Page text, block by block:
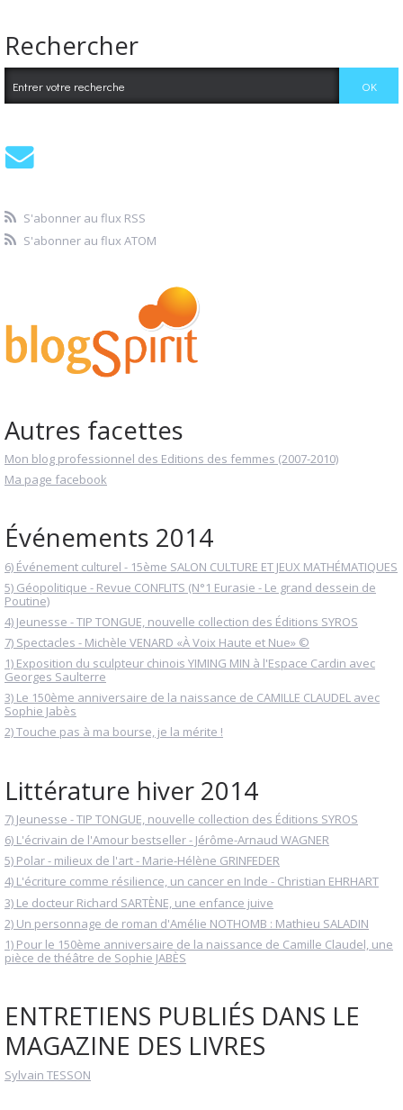
Rechercher
S'abonner au flux RSS
S'abonner au flux ATOM
Autres facettes
Mon blog professionnel des Editions des femmes (2007-2010)
Ma page facebook
Événements 2014
6) Événement culturel - 15ème SALON CULTURE ET JEUX MATHÉMATIQUES
5) Géopolitique - Revue CONFLITS (N°1 Eurasie - Le grand dessein de
Poutine)
4) Jeunesse - TIP TONGUE, nouvelle collection des Éditions SYROS
7) Spectacles - Michèle VENARD «À Voix Haute et Nue» ©
1) Exposition du sculpteur chinois YIMING MIN à l'Espace Cardin avec
Georges Saulterre
3) Le 150ème anniversaire de la naissance de CAMILLE CLAUDEL avec
Sophie Jabès
2) Touche pas à ma bourse, je la mérite !
Littérature hiver 2014
7) Jeunesse - TIP TONGUE, nouvelle collection des Éditions SYROS
6) L'écrivain de l'Amour bestseller - Jérôme-Arnaud WAGNER
5) Polar - milieux de l'art - Marie-Hélène GRINFEDER
4) L'écriture comme résilience, un cancer en Inde - Christian EHRHART
3) Le docteur Richard SARTÈNE, une enfance juive
2) Un personnage de roman d'Amélie NOTHOMB : Mathieu SALADIN
1) Pour le 150ème anniversaire de la naissance de Camille Claudel, une
pièce de théâtre de Sophie JABÈS
ENTRETIENS PUBLIÉS DANS LE
MAGAZINE DES LIVRES
Sylvain TESSON